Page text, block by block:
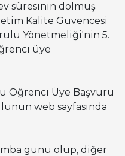
süresinin dolmuş
Kalite Güvencesi
Yönetmeliği'nin 5.
üye
Öğrenci Üye Başvuru
web sayfasında
günü olup, diğer